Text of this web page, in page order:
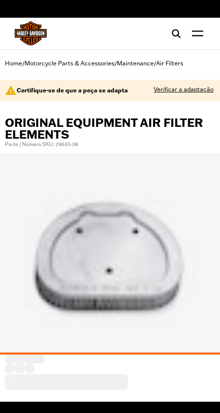
Home/Motorcycle Parts & Accessories/Maintenance/Air Filters
Certifique-se de que a peça se adapta Verificar a adaptação
ORIGINAL EQUIPMENT AIR FILTER
ELEMENTS
Parte | Número SKU: 29633-08